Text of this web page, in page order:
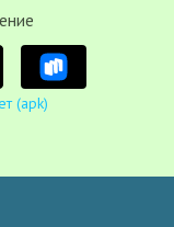
(apk)